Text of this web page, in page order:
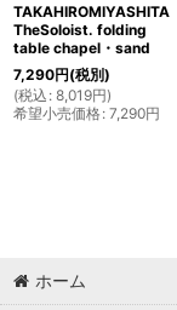
TAKAHIROMIYASHITA
TheSoloist. folding
table chapel・sand
7,290円(税別)
(税込 : 8,019円)
希望小売価格: 7,290円
ホーム